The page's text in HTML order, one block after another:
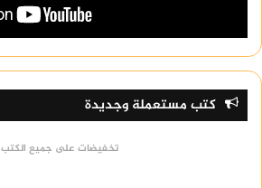
كتب مستعملة وجديدة
تخفيضات على جميع الكتب